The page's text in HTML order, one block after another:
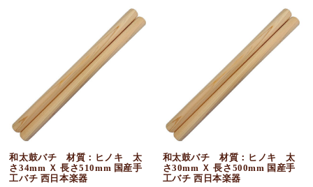
和太鼓バチ 材質：ヒノキ 太
さ34mm Ｘ 長さ510mm 国産手
工バチ 西日本楽器
和太鼓バチ 材質：ヒノキ 太
さ30mm Ｘ 長さ500mm 国産手
工バチ 西日本楽器